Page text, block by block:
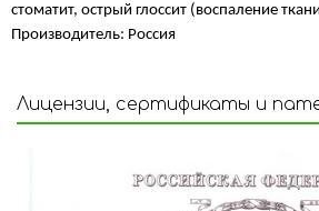
стоматит, острый глоссит (воспаление
Производитель: Россия
Лицензии, сертификаты и